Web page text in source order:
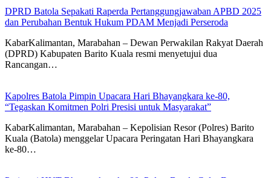
DPRD Batola Sepakati Raperda Pertanggungjawaban APBD 2025
dan Perubahan Bentuk Hukum PDAM Menjadi Perseroda
KabarKalimantan, Marabahan – Dewan Perwakilan Rakyat Daerah
(DPRD) Kabupaten Barito Kuala resmi menyetujui dua
Rancangan…
Kapolres Batola Pimpin Upacara Hari Bhayangkara ke-80,
“Tegaskan Komitmen Polri Presisi untuk Masyarakat”
KabarKalimantan, Marabahan – Kepolisian Resor (Polres) Barito
Kuala (Batola) menggelar Upacara Peringatan Hari Bhayangkara
ke-80…